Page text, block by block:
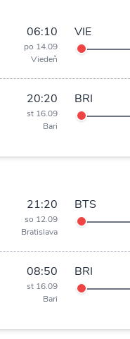
06:10
po 14.09
Viedeň
VIE
20:20
st 16.09
Bari
BRI
21:20
so 12.09
Bratislava
BTS
08:50
st 16.09
Bari
BRI